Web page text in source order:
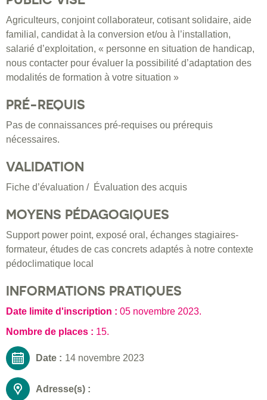
Agriculteurs, conjoint collaborateur, cotisant solidaire, aide
familial, candidat à la conversion et/ou à l’installation,
salarié d’exploitation, « personne en situation de handicap,
nous contacter pour évaluer la possibilité d’adaptation des
modalités de formation à votre situation »
PRÉ-REQUIS
Pas de connaissances pré-requises ou prérequis
nécessaires.
VALIDATION
Fiche d’évaluation / Évaluation des acquis
MOYENS PÉDAGOGIQUES
Support power point, exposé oral, échanges stagiaires-
formateur, études de cas concrets adaptés à notre contexte
pédoclimatique local
INFORMATIONS PRATIQUES
Date limite d'inscription : 05 novembre 2023.
Nombre de places : 15.
Date : 14 novembre 2023
Adresse(s) :